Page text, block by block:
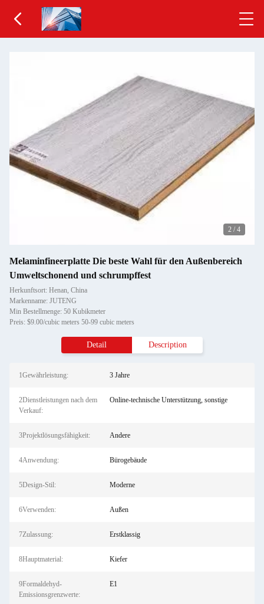
2 / 4
Melaminfineerplatte Die beste Wahl für den Außenbereich
Umweltschonend und schrumpffest
Herkunftsort: Henan, China
Markenname: JUTENG
Min Bestellmenge: 50 Kubikmeter
Preis: $9.00/cubic meters 50-99 cubic meters
Detail Description
1Gewährleistung: 3 Jahre
2Dienstleistungen nach dem
Verkauf:
Online-technische Unterstützung, sonstige
3Projektlösungsfähigkeit: Andere
4Anwendung: Bürogebäude
5Design-Stil: Moderne
6Verwenden: Außen
7Zulassung: Erstklassig
8Hauptmaterial: Kiefer
9Formaldehyd-
Emissionsgrenzwerte:
E1